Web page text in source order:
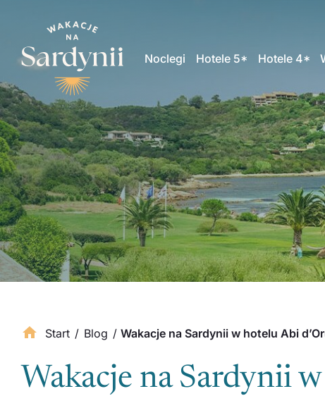
Noclegi Hotele 5* Hotele 4*
Start / Blog / Wakacje na Sardynii w hotelu Abi
Wakacje na Sardynii